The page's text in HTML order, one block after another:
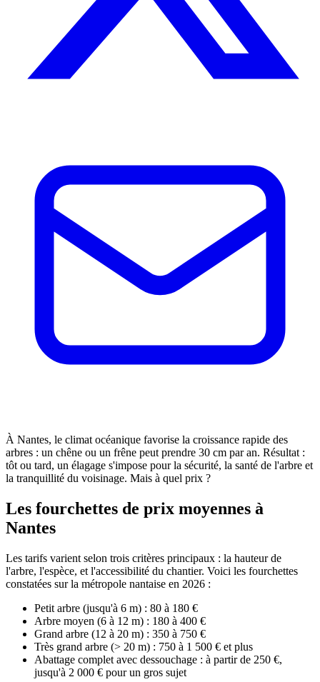
À Nantes, le climat océanique favorise la croissance rapide des
arbres : un chêne ou un frêne peut prendre 30 cm par an. Résultat :
tôt ou tard, un élagage s'impose pour la sécurité, la santé de l'arbre et
la tranquillité du voisinage. Mais à quel prix ?
Les fourchettes de prix moyennes à
Nantes
Les tarifs varient selon trois critères principaux : la hauteur de
l'arbre, l'espèce, et l'accessibilité du chantier. Voici les fourchettes
constatées sur la métropole nantaise en 2026 :
Petit arbre (jusqu'à 6 m) : 80 à 180 €
Arbre moyen (6 à 12 m) : 180 à 400 €
Grand arbre (12 à 20 m) : 350 à 750 €
Très grand arbre (> 20 m) : 750 à 1 500 € et plus
Abattage complet avec dessouchage : à partir de 250 €,
jusqu'à 2 000 € pour un gros sujet